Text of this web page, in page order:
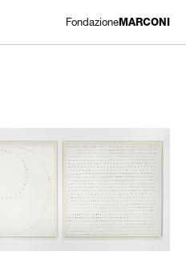
FondazioneMARCONI